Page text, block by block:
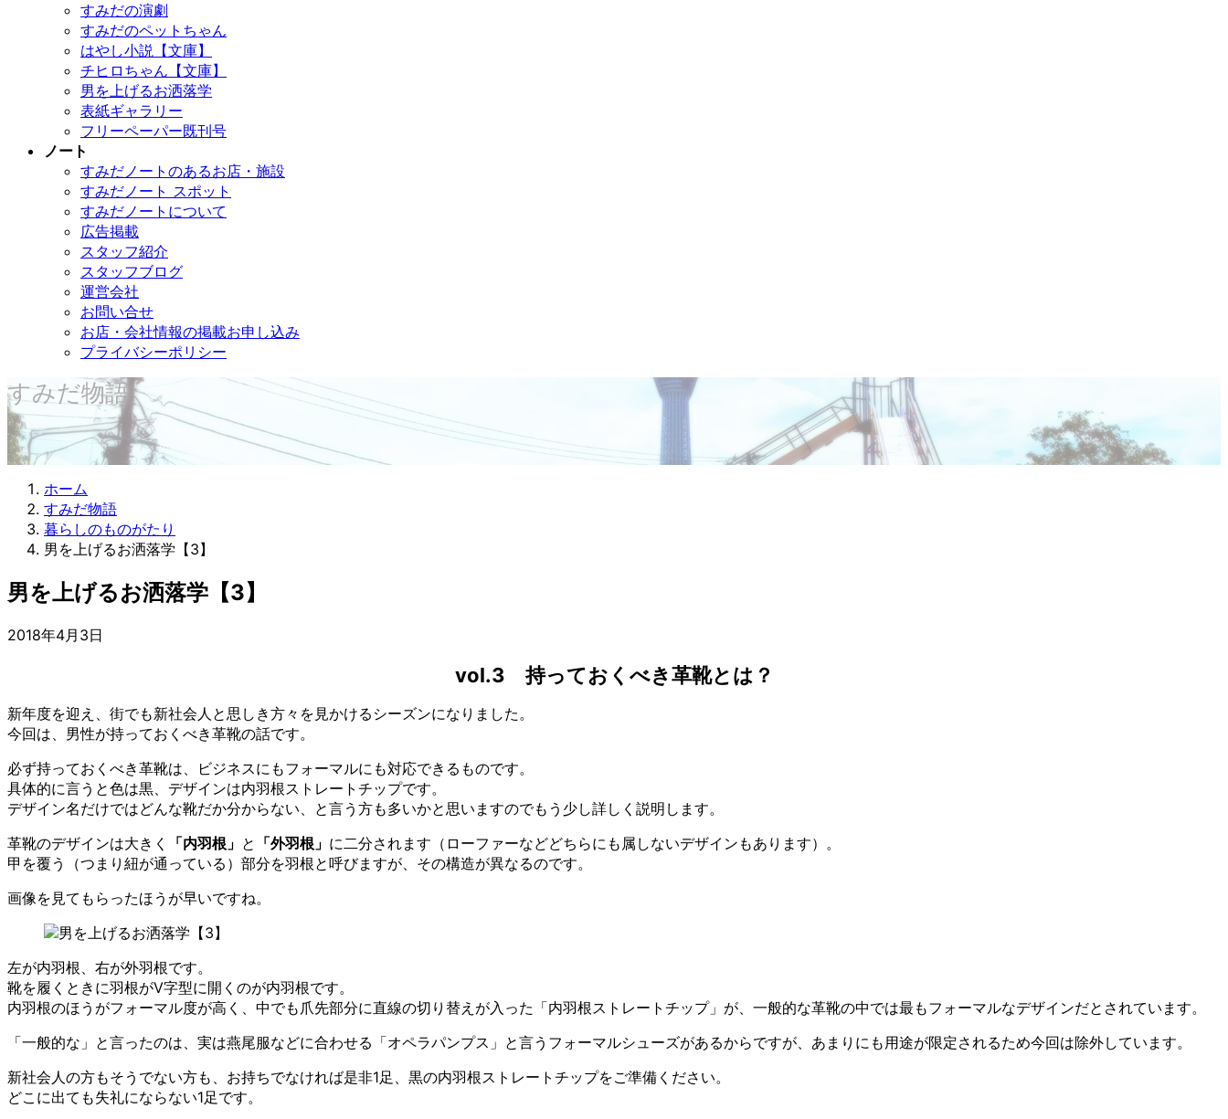
すみだの演劇
すみだのペットちゃん
はやし小説【文庫】
チヒロちゃん【文庫】
男を上げるお洒落学
表紙ギャラリー
フリーペーパー既刊号
ノート
すみだノートのあるお店・施設
すみだノート スポット
すみだノートについて
広告掲載
スタッフ紹介
スタッフブログ
運営会社
お問い合せ
お店・会社情報の掲載お申し込み
プライバシーポリシー
すみだ物語
ホーム
すみだ物語
暮らしのものがたり
男を上げるお洒落学【3】
男を上げるお洒落学【3】
2018年4月3日
vol.3 持っておくべき革靴とは？
新年度を迎え、街でも新社会人と思しき方々を見かけるシーズンになりました。
今回は、男性が持っておくべき革靴の話です。
必ず持っておくべき革靴は、ビジネスにもフォーマルにも対応できるものです。
具体的に言うと色は黒、デザインは内羽根ストレートチップです。
デザイン名だけではどんな靴だか分からない、と言う方も多いかと思いますのでもう少し詳しく説明します。
革靴のデザインは大きく
「内羽根」 と 「外羽根」 に二分されます（ローファーなどどちらにも属しないデザインもあります）。
甲を覆う（つまり紐が通っている）部分を羽根と呼びますが、その構造が異なるのです。
画像を見てもらったほうが早いですね。
左が内羽根、右が外羽根です。
靴を履くときに羽根がV字型に開くのが内羽根です。
内羽根のほうがフォーマル度が高く、中でも爪先部分に直線の切り替えが入った「内羽根ストレートチップ」が、一般的な革靴の中では最もフォーマルなデザインだとされています。
「一般的な」と言ったのは、実は燕尾服などに合わせる「オペラパンプス」と言うフォーマルシューズがあるからですが、あまりにも用途が限定されるため今回は除外しています。
新社会人の方もそうでない方も、お持ちでなければ是非1足、黒の内羽根ストレートチップをご準備ください。
どこに出ても失礼にならない1足です。